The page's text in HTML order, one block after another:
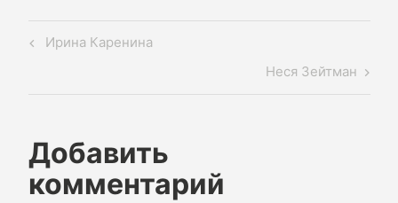
Навигация
Previous
Ирина Каренина
Next
Неся Зейтман
Добавить
комментарий